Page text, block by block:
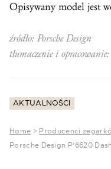
Opisywany model jest
źródło: Porsche Design
tłumaczenie i
AKTUALNOŚCI
Home > Producenci
Porsche Design P’6620